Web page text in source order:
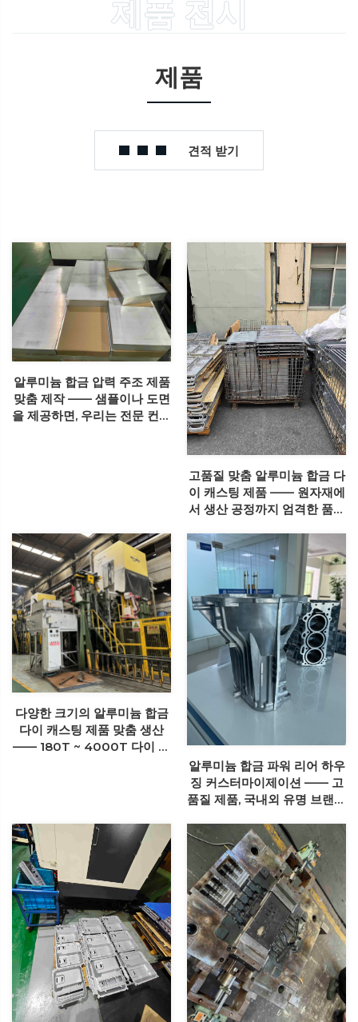
제품 전시
제품
견적 받기
알루미늄 합금 압력 주조 제품
맞춤 제작 —— 샘플이나 도면
을 제공하면, 우리는 전문 컨설
고품질 맞춤 알루미늄 합금 다
이 캐스팅 제품 —— 원자재에
서 생산 공정까지 엄격한 품질
산
다양한 크기의 알루미늄 합금
다이 캐스팅 제품 맞춤 생산
—— 180T ~ 4000T 다이 캐
알루미늄 합금 파워 리어 하우
징 커스터마이제이션 —— 고
품질 제품, 국내외 유명 브랜드